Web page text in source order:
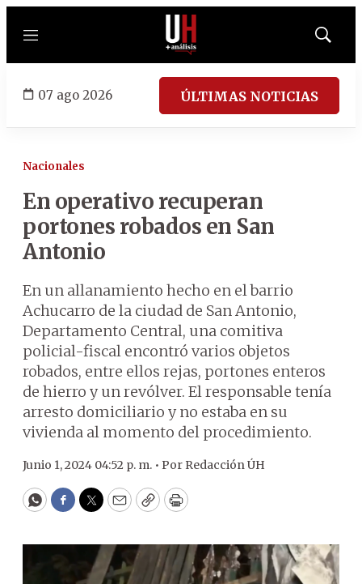
Menú
Mostrar
07 ago 2026 ÚLTIMAS NOTICIAS
Nacionales
En operativo recuperan
portones robados en San
Antonio
En un allanamiento hecho en el barrio
Achucarro de la ciudad de San Antonio,
Departamento Central, una comitiva
policial-fiscal encontró varios objetos
robados, entre ellos rejas, portones enteros
de hierro y un revólver. El responsable tenía
arresto domiciliario y no estaba en su
vivienda al momento del procedimiento.
Junio 1, 2024 04:52 p. m. • Por Redacción ÚH
WhatsApp
Facebook
Twitter
EmailCopyPrint